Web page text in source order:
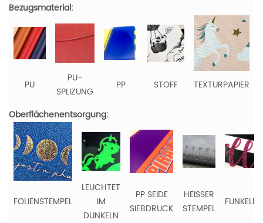
Bezugsmaterial:
PU
PU-
SPLIZUNG
PP STOFF TEXTURPAPIER
Oberflächenentsorgung:
FOLIENSTEMPEL
LEUCHTET
IM
DUNKELN
PP SEIDE
SIEBDRUCK
HEISSER
STEMPEL
FUNKELN